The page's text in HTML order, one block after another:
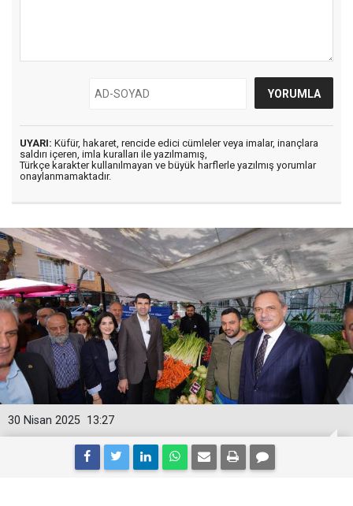
UYARI: Küfür, hakaret, rencide edici cümleler veya imalar, inançlara
saldırı içeren, imla kuralları ile yazılmamış,
Türkçe karakter kullanılmayan ve büyük harflerle yazılmış yorumlar
onaylanmamaktadır.
13:27
30 Nisan 2025